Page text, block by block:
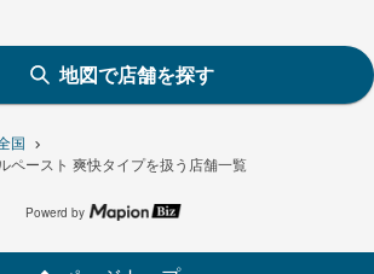
国
ペースト 爽快タイプを扱う店舗一覧
地図で店舗を探す
Powerd by